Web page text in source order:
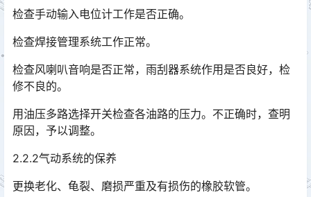
检查手动输入电位计工作是否正确。
检查焊接管理系统工作正常。
检查风喇叭音响是否正常，雨刮器系统作用是否良好，检
修不良的。
用油压多路选择开关检查各油路的压力。不正确时，查明
原因，予以调整。
2.2.2气动系统的保养
更换老化、龟裂、磨损严重及有损伤的橡胶软管。